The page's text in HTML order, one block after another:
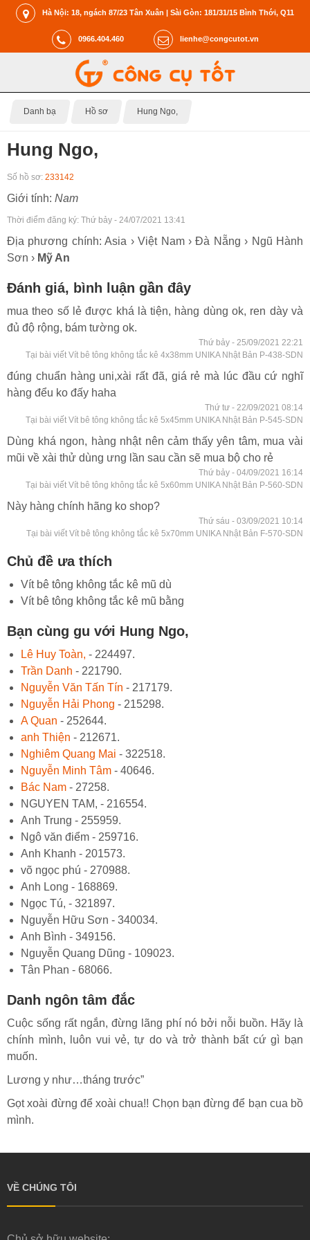
Hà Nội: 18, ngách 87/23 Tân Xuân | Sài Gòn: 181/31/15 Bình Thới, Q11
0966.404.460 lienhe@congcutot.vn
Danh bạ Hồ sơ Hung Ngo,
Hung Ngo,
Số hồ sơ: 233142
Giới tính: Nam
Thời điểm đăng ký: Thứ bảy - 24/07/2021 13:41
Địa phương chính: Asia › Việt Nam › Đà Nẵng › Ngũ Hành
Sơn › Mỹ An
Đánh giá, bình luận gần đây
mua theo số lẻ được khá là tiện, hàng dùng ok, ren dày và
đủ độ rộng, bám tường ok.
Thứ bảy - 25/09/2021 22:21
Tại bài viết Vít bê tông không tắc kê 4x38mm UNIKA Nhật Bản P-438-SDN
đúng chuẩn hàng uni,xài rất đã, giá rẻ mà lúc đầu cứ nghĩ
hàng đểu ko đấy haha
Thứ tư - 22/09/2021 08:14
Tại bài viết Vít bê tông không tắc kê 5x45mm UNIKA Nhật Bản P-545-SDN
Dùng khá ngon, hàng nhật nên cảm thấy yên tâm, mua vài
mũi về xài thử dùng ưng lần sau cần sẽ mua bộ cho rẻ
Thứ bảy - 04/09/2021 16:14
Tại bài viết Vít bê tông không tắc kê 5x60mm UNIKA Nhật Bản P-560-SDN
Này hàng chính hãng ko shop?
Thứ sáu - 03/09/2021 10:14
Tại bài viết Vít bê tông không tắc kê 5x70mm UNIKA Nhật Bản F-570-SDN
Chủ đề ưa thích
Vít bê tông không tắc kê mũ dù
Vít bê tông không tắc kê mũ bằng
Bạn cùng gu với Hung Ngo,
Lê Huy Toàn, - 224497.
Trần Danh - 221790.
Nguyễn Văn Tấn Tín - 217179.
Nguyễn Hải Phong - 215298.
A Quan - 252644.
anh Thiện - 212671.
Nghiêm Quang Mai - 322518.
Nguyễn Minh Tâm - 40646.
Bác Nam - 27258.
NGUYEN TAM, - 216554.
Anh Trung - 255959.
Ngô văn điểm - 259716.
Anh Khanh - 201573.
võ ngọc phú - 270988.
Anh Long - 168869.
Ngọc Tú, - 321897.
Nguyễn Hữu Sơn - 340034.
Anh Bình - 349156.
Nguyễn Quang Dũng - 109023.
Tân Phan - 68066.
Danh ngôn tâm đắc
Cuộc sống rất ngắn, đừng lãng phí nó bởi nỗi buồn. Hãy là
chính mình, luôn vui vẻ, tự do và trở thành bất cứ gì bạn
muốn.
Lương y như…tháng trước”
Gọt xoài đừng để xoài chua!! Chọn bạn đừng để bạn cua bồ
mình.
VỀ CHÚNG TÔI